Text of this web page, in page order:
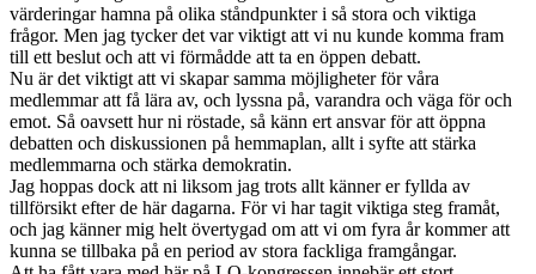
värderingar hamna på olika ståndpunkter i så stora och viktiga
frågor. Men jag tycker det var viktigt att vi nu kunde komma fram
till ett beslut och att vi förmådde att ta en öppen debatt.
Nu är det viktigt att vi skapar samma möjligheter för våra
medlemmar att få lära av, och lyssna på, varandra och väga för och
emot. Så oavsett hur ni röstade, så känn ert ansvar för att öppna
debatten och diskussionen på hemmaplan, allt i syfte att stärka
medlemmarna och stärka demokratin.
Jag hoppas dock att ni liksom jag trots allt känner er fyllda av
tillförsikt efter de här dagarna. För vi har tagit viktiga steg framåt,
och jag känner mig helt övertygad om att vi om fyra år kommer att
kunna se tillbaka på en period av stora fackliga framgångar.